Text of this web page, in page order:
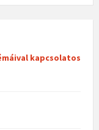
kapcsolatos